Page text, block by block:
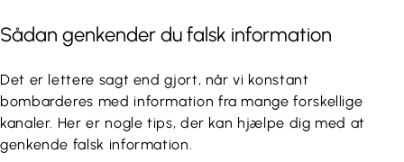
Sådan genkender du falsk information
Det er lettere sagt end gjort, når vi konstant
bombarderes med information fra mange forskellige
kanaler. Her er nogle tips, der kan hjælpe dig med at
genkende falsk information.